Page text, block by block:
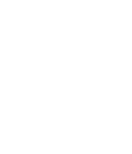
store expo-